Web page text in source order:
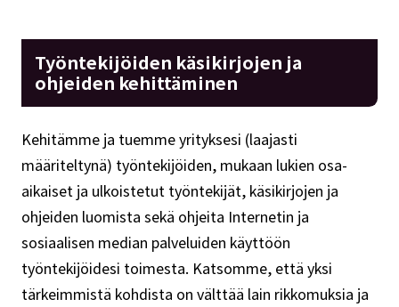
Työntekijöiden käsikirjojen ja
ohjeiden kehittäminen
Kehitämme ja tuemme yrityksesi (laajasti
määriteltynä) työntekijöiden, mukaan lukien osa-
aikaiset ja ulkoistetut työntekijät, käsikirjojen ja
ohjeiden luomista sekä ohjeita Internetin ja
sosiaalisen median palveluiden käyttöön
työntekijöidesi toimesta. Katsomme, että yksi
tärkeimmistä kohdista on välttää lain rikkomuksia ja